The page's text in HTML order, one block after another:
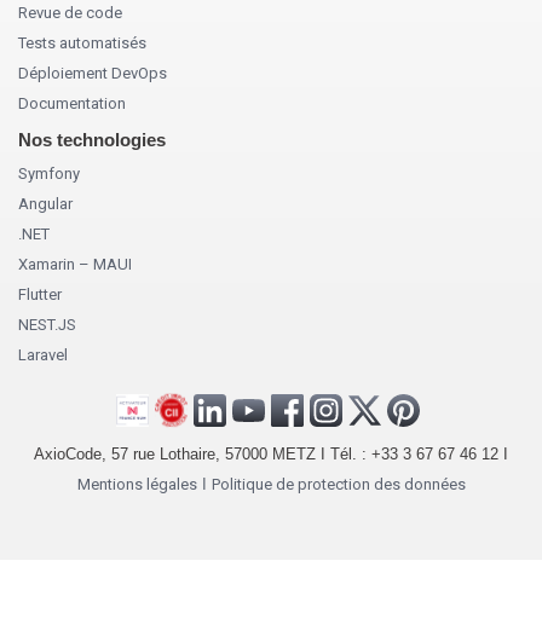
Revue de code
Tests automatisés
Déploiement DevOps
Documentation
Nos technologies
Symfony
Angular
.NET
Xamarin – MAUI
Flutter
NEST.JS
Laravel
AxioCode, 57 rue Lothaire, 57000 METZ I Tél. : +33 3 67 67 46 12 I
Mentions légalesI Politique de protection des données